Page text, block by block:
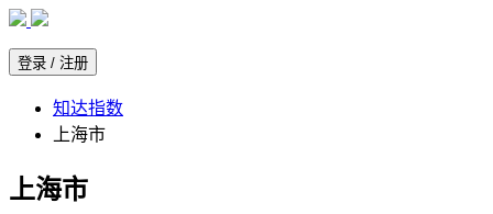
知达指数
上海市
上海市